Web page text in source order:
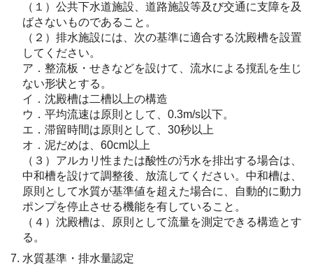
（１）公共下水道施設、道路施設等及び交通に支障を及
ばさないものであること。
（２）排水施設には、次の基準に適合する沈殿槽を設置
してください。
ア．整流板・せきなどを設けて、流水による撹乱を生じ
ない形状とする。
イ．沈殿槽は二槽以上の構造
ウ．平均流速は原則として、0.3m/s以下。
エ．滞留時間は原則として、30秒以上
オ．泥だめは、60cm以上
（３）アルカリ性または酸性の汚水を排出する場合は、
中和槽を設けて調整後、放流してください。中和槽は、
原則として水質が基準値を超えた場合に、自動的に動力
ポンプを停止させる機能を有していること。
（４）沈殿槽は、原則として流量を測定できる構造とす
る。
水質基準・排水量認定